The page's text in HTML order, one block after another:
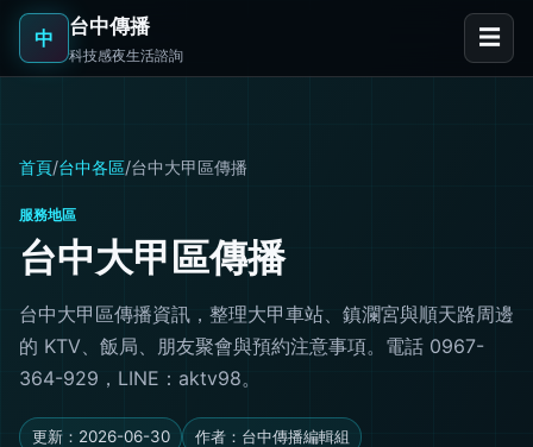
中 台中傳播
科技感夜生活諮詢
☰
首頁/台中各區/台中大甲區傳播
服務地區
台中大甲區傳播
台中大甲區傳播資訊，整理大甲車站、鎮瀾宮與順天路周邊
的 KTV、飯局、朋友聚會與預約注意事項。電話 0967-
364-929，LINE：aktv98。
更新：2026-06-30 作者：台中傳播編輯組